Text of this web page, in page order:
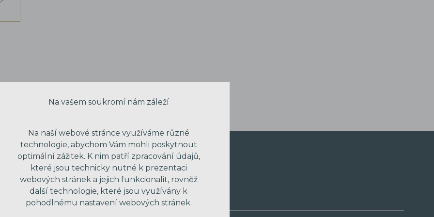
VAŠE JMÉNO
Na vašem soukromí nám záleží
Na naší webové stránce využíváme různé
technologie, abychom Vám mohli poskytnout
optimální zážitek. K nim patří zpracování údajů,
které jsou technicky nutné k prezentaci
webových stránek a jejich funkcionalit, rovněž
další technologie, které jsou využívány k
pohodlnému nastavení webových stránek.